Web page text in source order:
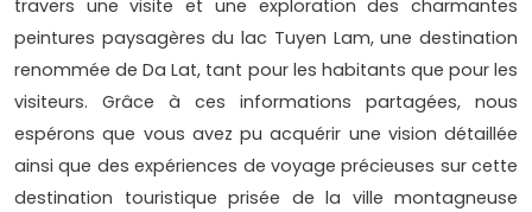
travers une visite et une exploration des charmantes
peintures paysagères du lac Tuyen Lam, une destination
renommée de Da Lat, tant pour les habitants que pour les
visiteurs. Grâce à ces informations partagées, nous
espérons que vous avez pu acquérir une vision détaillée
ainsi que des expériences de voyage précieuses sur cette
destination touristique prisée de la ville montagneuse